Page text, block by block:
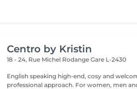
Centro by Kristin
18 - 24, Rue Michel RodangeGare L-2430
English speaking high-end, cosy and
professional approach. For women, men